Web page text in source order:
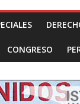
CONGRESO